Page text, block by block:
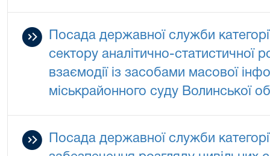
Посада державної служби
сектору аналітично-статистичної
взаємодії із засобами масової
міськрайонного суду Волинської
Посада державної служби